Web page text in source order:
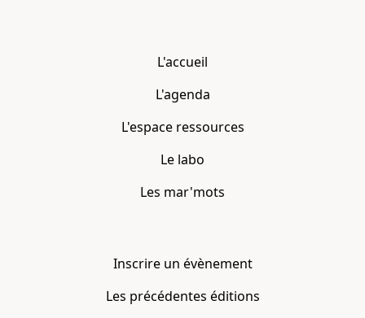
L'accueil
L'agenda
L'espace ressources
Le labo
Les mar'mots
Inscrire un évènement
Les précédentes éditions